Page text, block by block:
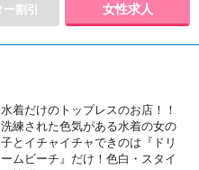
女性求人
水着だけのトップレスのお店！！
洗練された色気がある水着の女の
子とイチャイチャできのは『ドリ
ームビーチ』だけ！色白・スタイ